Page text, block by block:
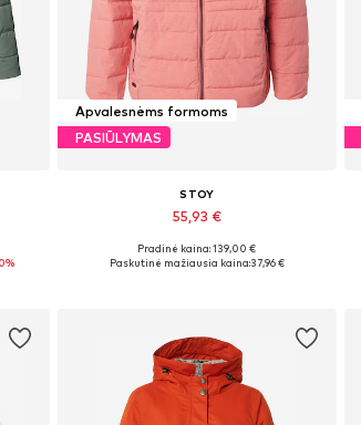
Apvalesnėms formoms
PASIŪLYMAS
STOY
55,93 €
Galimi dydžiai: L-XL, XL, XL-XXL, XXL
Pradinė kaina: 139,00 €
Paskutinė mažiausia kaina:37,96 €